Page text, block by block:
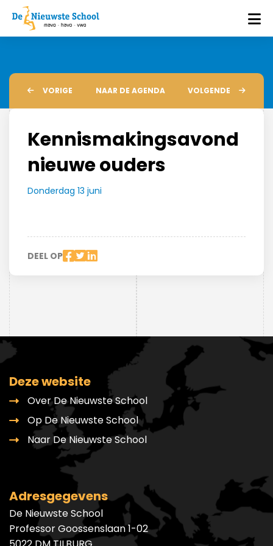
VORIGE NAAR DE AGENDA VOLGENDE
Kennismakingsavond
nieuwe ouders
Donderdag 13 juni
DEEL OP
Deze website
Over De Nieuwste School
Op De Nieuwste School
Naar De Nieuwste School
Adresgegevens
De Nieuwste School
Professor Goossenslaan 1-02